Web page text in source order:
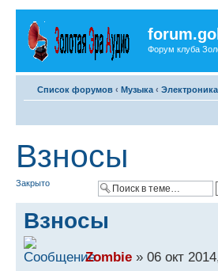
Форум клуба
Список форумов ‹ Музыка ‹ Электроника
Взносы
Закрыто
Взносы
Zombie » 06 окт